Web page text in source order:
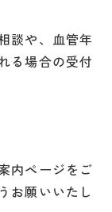
談や、血管年
る場合の受付
内ページをご
お願いいたし